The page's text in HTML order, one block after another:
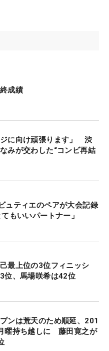
ごくうれしい」と、“相
する。
スコアを採用するフォ
日、西郷はボギーフリ
せる時間だった。「4
で悪くなかった。上位
会で戦えたのはいい経
の魅力を感じ取った。
とのプレーについて、
なか、私とプレーして
、そして「また来年も
希望も明かした。
、「KPMG全米女子プ
連戦も終わり。だが中
ンスでのメジャー大
11日～、エビアンリゾ
最終日に「64」を出し
予選落ち。酸いも甘い
成績
ジに向け頑張ります」 渋
みが交わした“コンビ再結
ュティエのペアが大会記録
もいいパートナー」
最上位の3位フィニッシ
、馬場咲希は42位
ンは荒天のため順延、201
曜持ち越しに 藤田寛之が